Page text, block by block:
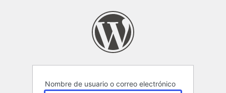
Nombre de usuario o correo electrónico